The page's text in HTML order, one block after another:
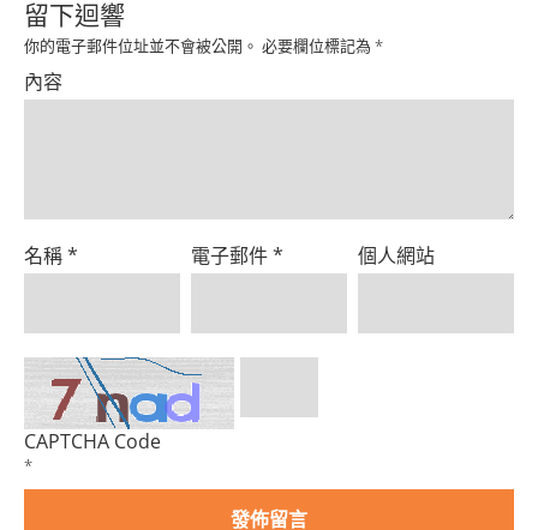
留下迴響
你的電子郵件位址並不會被公開。 必要欄位標記為 *
內容
名稱* 電子郵件* 個人網站
CAPTCHA Code
*